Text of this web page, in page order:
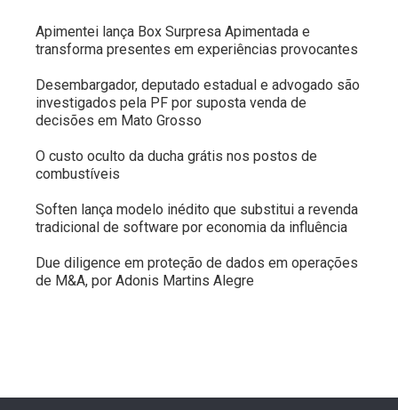
Apimentei lança Box Surpresa Apimentada e
transforma presentes em experiências provocantes
Desembargador, deputado estadual e advogado são
investigados pela PF por suposta venda de
decisões em Mato Grosso
O custo oculto da ducha grátis nos postos de
combustíveis
Soften lança modelo inédito que substitui a revenda
tradicional de software por economia da influência
Due diligence em proteção de dados em operações
de M&A, por Adonis Martins Alegre